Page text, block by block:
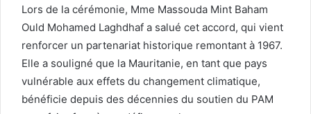
Lors de la cérémonie, Mme Massouda Mint Baham
Ould Mohamed Laghdhaf a salué cet accord, qui vient
renforcer un partenariat historique remontant à 1967.
Elle a souligné que la Mauritanie, en tant que pays
vulnérable aux effets du changement climatique,
bénéficie depuis des décennies du soutien du PAM